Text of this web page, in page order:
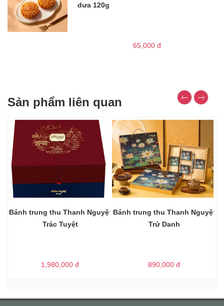
dưa 120g
65,000 đ
Sản phẩm liên quan
Bánh trung thu Thanh Nguyệt
Trác Tuyệt
1,980,000 đ
Bánh trung thu Thanh Nguyệt
Trứ Danh
890,000 đ